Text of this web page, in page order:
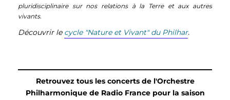
pluridisciplinaire sur nos relations à la Terre et aux autres
vivants.
Découvrir le cycle "Nature et Vivant" du Philhar.
Retrouvez tous les concerts de l'Orchestre
Philharmonique de Radio France pour la saison